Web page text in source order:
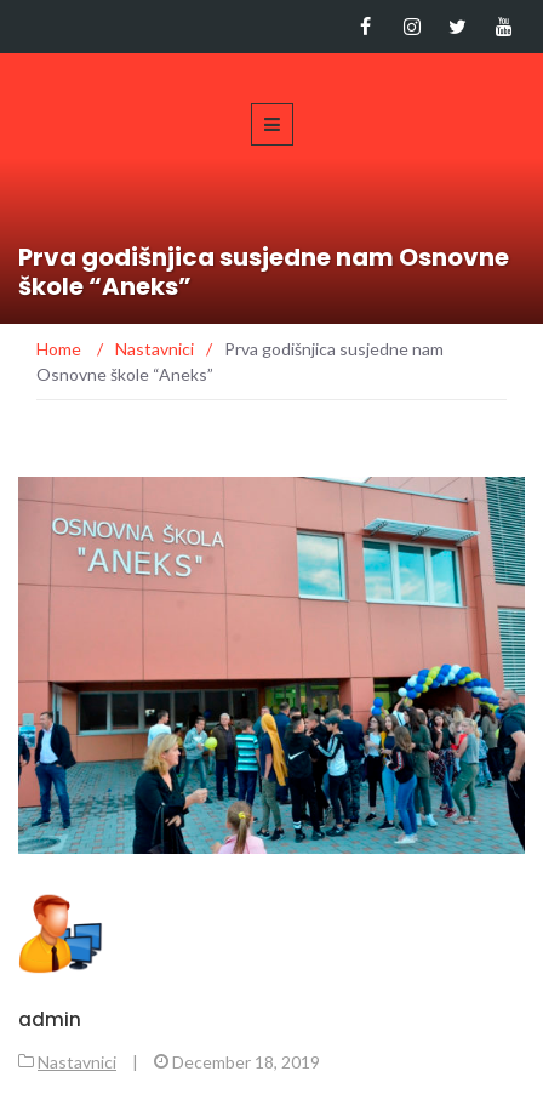
Prva godišnjica susjedne nam Osnovne
škole “Aneks”
Home / Nastavnici /
Prva godišnjica susjedne nam
Osnovne škole “Aneks”
admin
Nastavnici | December 18, 2019